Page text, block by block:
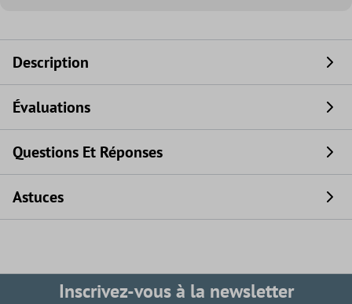
Description
Évaluations
Questions Et Réponses
Astuces
Inscrivez-vous à la newsletter